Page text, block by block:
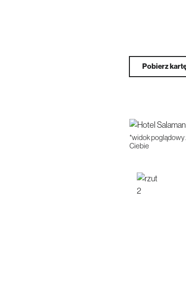
Pobierz
*widok poglądowy
Ciebie